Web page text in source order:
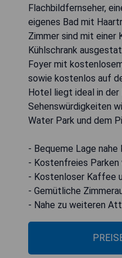
Flachbildfernseher,
eigenes Bad mit
Zimmer sind mit einer
Kühlschrank
Foyer mit
sowie kostenlos auf
Hotel liegt ideal in
Sehenswürdigkeiten
Water Park und dem
- Bequeme Lage
- Kostenfreies Parken
- Kostenloser Kaffee
- Gemütliche
- Nahe zu weiteren